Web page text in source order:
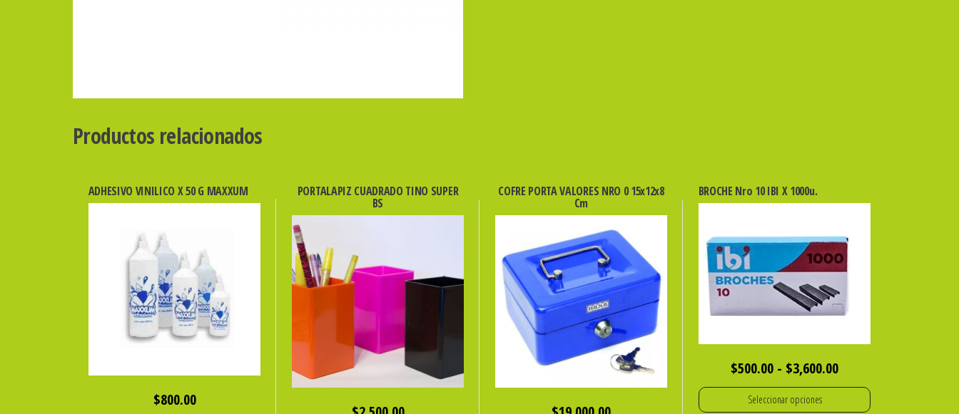
Productos relacionados
ADHESIVO VINILICO X 50 G MAXXUM
$800.00
PORTALAPIZ CUADRADO TINO SUPER
BS
COFRE PORTA VALORES NRO 0 15x12x8
Cm
BROCHE Nro 10 IBI X 1000u.
$500.00 - $3,600.00Rango
de
Seleccionar opciones